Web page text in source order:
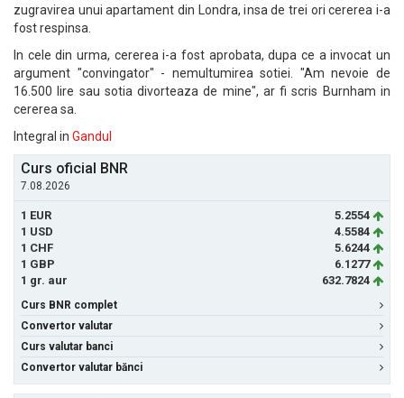
zugravirea unui apartament din Londra, insa de trei ori cererea i-a
fost respinsa.
In cele din urma, cererea i-a fost aprobata, dupa ce a invocat un
argument "convingator" - nemultumirea sotiei. "Am nevoie de
16.500 lire sau sotia divorteaza de mine", ar fi scris Burnham in
cererea sa.
Integral in Gandul
Curs oficial BNR
7.08.2026
1 EUR
5.2554
1 USD
4.5584
1 CHF
5.6244
1 GBP
6.1277
1 gr. aur
632.7824
Curs BNR complet
Convertor valutar
Curs valutar banci
Convertor valutar bănci